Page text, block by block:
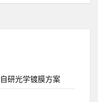
研光学镀膜方案